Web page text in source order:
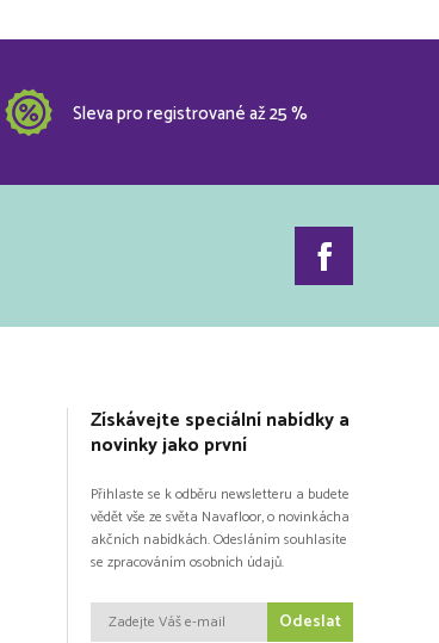
Sleva pro registrované až 25 %
Získávejte speciální nabídky a
novinky jako první
Přihlaste se k odběru newsletteru a budete
vědět vše ze světa Navafloor, o novinkácha
akčních nabídkách. Odesláním souhlasíte
se zpracováním osobních údajů.
Odeslat